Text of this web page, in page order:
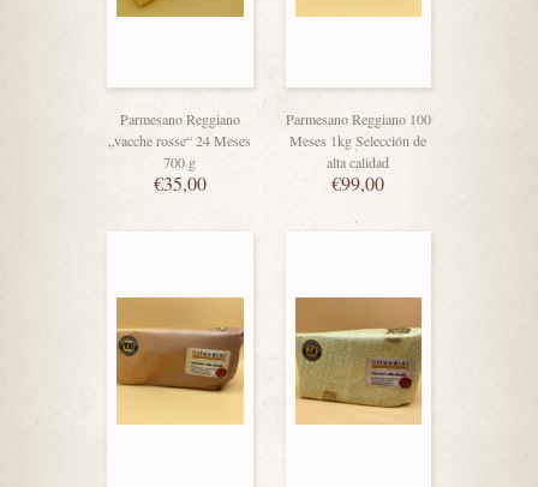
Parmesano Reggiano
„vacche rosse“ 24 Meses
700 g
€35,00
Parmesano Reggiano 100
Meses 1kg Selección de
alta calidad
€99,00